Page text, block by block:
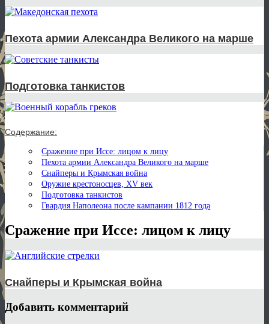
Пехота армии Александра Великого на марше
Подготовка танкистов
Содержание:
Сражение при Иссе: лицом к лицу
Пехота армии Александра Великого на марше
Снайперы и Крымская война
Оружие крестоносцев, XV век
Подготовка танкистов
Гвардия Наполеона после кампании 1812 года
Сражение при Иссе: лицом к лицу
Снайперы и Крымская война
Добавить комментарий